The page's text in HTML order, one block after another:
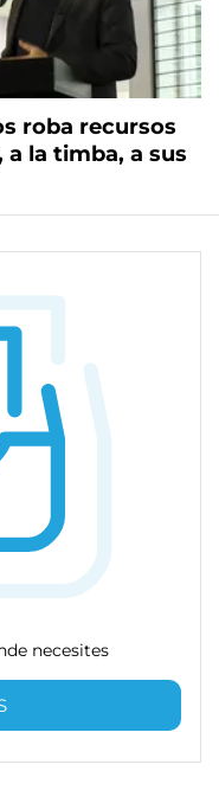
roba recursos
a la timba, a sus
necesites